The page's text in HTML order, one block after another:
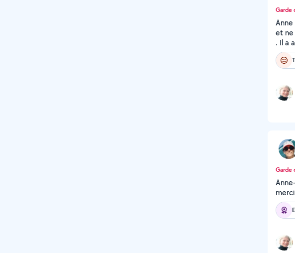
Garde
et ne
. Il a
Garde